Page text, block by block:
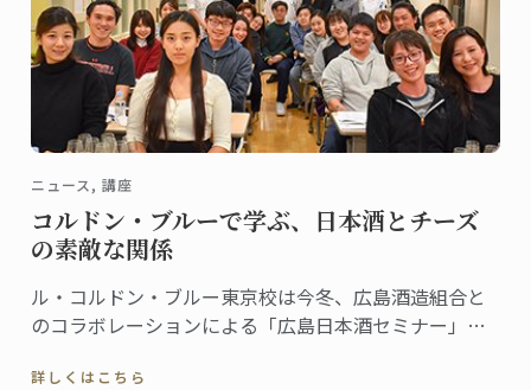
ニュース, 講座
コルドン・ブルーで学ぶ、日本酒とチーズ
の素敵な関係
ル・コルドン・ブルー東京校は今冬、広島酒造組合と
のコラボレーションによる「広島日本酒セミナー」を
詳しくはこちら